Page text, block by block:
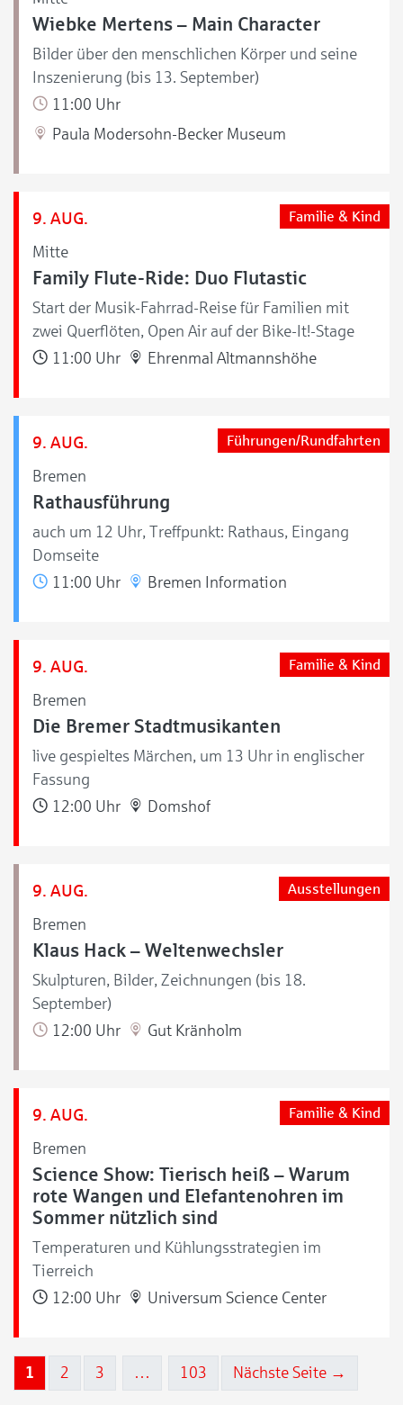
Wiebke Mertens – Main Character
Bilder über den menschlichen Körper und seine
Inszenierung (bis 13. September)
11:00 Uhr
Paula Modersohn-Becker Museum
9. AUG.
Mitte
Familie & Kind
Family Flute-Ride: Duo Flutastic
Start der Musik-Fahrrad-Reise für Familien mit
zwei Querflöten, Open Air auf der Bike-It!-Stage
11:00 Uhr
Ehrenmal Altmannshöhe
9. AUG.
Bremen
Führungen/Rundfahrten
Rathausführung
auch um 12 Uhr, Treffpunkt: Rathaus, Eingang
Domseite
11:00 Uhr
Bremen Information
9. AUG.
Bremen
Familie & Kind
Die Bremer Stadtmusikanten
live gespieltes Märchen, um 13 Uhr in englischer
Fassung
12:00 Uhr
Domshof
9. AUG.
Bremen
Ausstellungen
Klaus Hack – Weltenwechsler
Skulpturen, Bilder, Zeichnungen (bis 18.
September)
12:00 Uhr
Gut Kränholm
9. AUG.
Bremen
Familie & Kind
Science Show: Tierisch heiß – Warum
rote Wangen und Elefantenohren im
Sommer nützlich sind
Temperaturen und Kühlungsstrategien im
Tierreich
12:00 Uhr
Universum Science Center
1 2 3 … 103 Nächste Seite →